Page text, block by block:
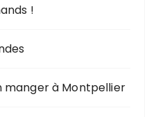
!
manger à Montpellier